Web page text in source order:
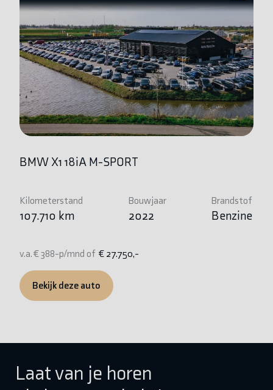
BMW X1 18iA M-SPORT
Kilometerstand
107.710 km
Bouwjaar
2022
Brandstof
Benzine
v.a. € 388-p/mnd of € 27.750,-
Bekijk deze auto
Laat van je horen